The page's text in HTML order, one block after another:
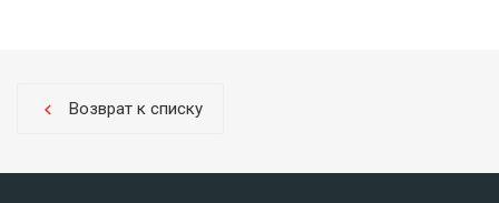
chevron_left Возврат к списку